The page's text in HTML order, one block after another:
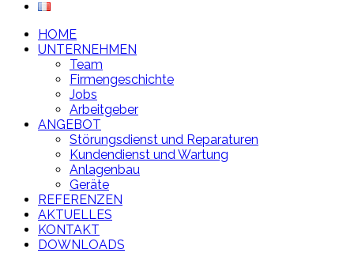
HOME
UNTERNEHMEN
Team
Firmengeschichte
Jobs
Arbeitgeber
ANGEBOT
Störungsdienst und Reparaturen
Kundendienst und Wartung
Anlagenbau
Geräte
REFERENZEN
AKTUELLES
KONTAKT
DOWNLOADS